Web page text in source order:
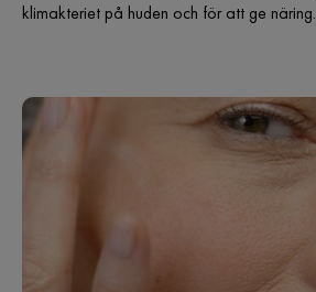
klimakteriet på huden och för att ge näring.